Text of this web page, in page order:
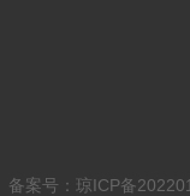
备案号：琼ICP备